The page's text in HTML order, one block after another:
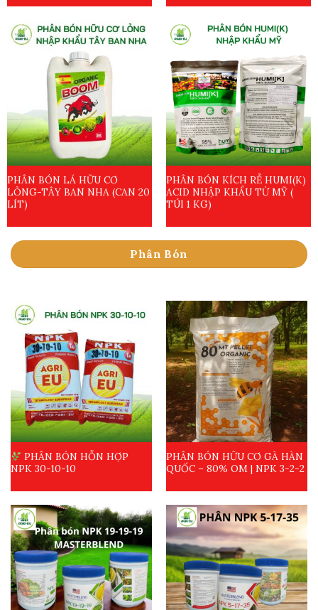
PHÂN BÓN LÁ HỮU CƠ
LỎNG-TÂY BAN NHA (CAN 20
LÍT)
PHÂN BÓN KÍCH RỄ HUMI(K)
ACID NHẬP KHẨU TỪ MỸ (
TÚI 1 KG)
Phân Bón
PHÂN BÓN HỖN HỢP
NPK 30-10-10
PHÂN BÓN HỮU CƠ GÀ HÀN
QUỐC – 80% OM | NPK 3-2-2